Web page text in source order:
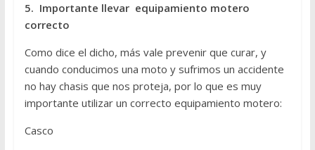
5. Importante llevar equipamiento motero
correcto
Como dice el dicho, más vale prevenir que curar, y
cuando conducimos una moto y sufrimos un accidente
no hay chasis que nos proteja, por lo que es muy
importante utilizar un correcto equipamiento motero:
Casco